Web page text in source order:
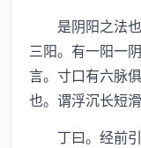
是阴阳之法也
三阳。有一阳一
言。寸口有六脉
也。谓浮沉长短滑
丁曰。经前引